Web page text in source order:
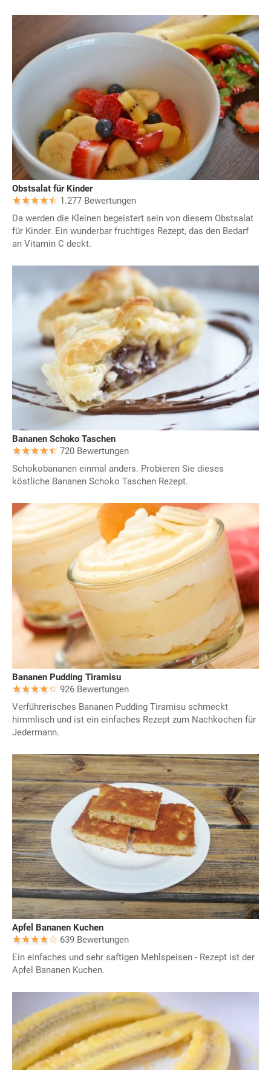
Obstsalat für Kinder
1.277 Bewertungen
Da werden die Kleinen begeistert sein von diesem Obstsalat
für Kinder. Ein wunderbar fruchtiges Rezept, das den Bedarf
an Vitamin C deckt.
Bananen Schoko Taschen
720 Bewertungen
Schokobananen einmal anders. Probieren Sie dieses
köstliche Bananen Schoko Taschen Rezept.
Bananen Pudding Tiramisu
926 Bewertungen
Verführerisches Bananen Pudding Tiramisu schmeckt
himmlisch und ist ein einfaches Rezept zum Nachkochen für
Jedermann.
Apfel Bananen Kuchen
639 Bewertungen
Ein einfaches und sehr saftigen Mehlspeisen - Rezept ist der
Apfel Bananen Kuchen.